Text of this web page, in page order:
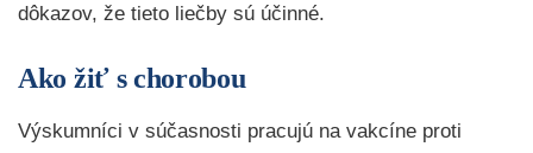
dôkazov, že tieto liečby sú účinné.
Ako žiť s chorobou
Výskumníci v súčasnosti pracujú na vakcíne proti